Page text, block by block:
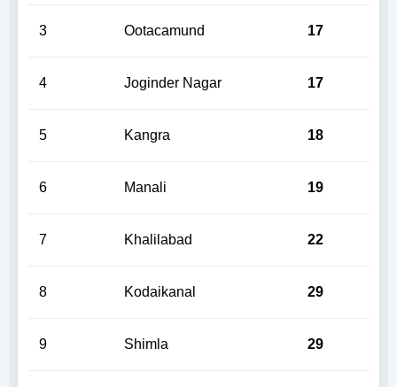
3 Ootacamund 17
4 Joginder Nagar 17
5 Kangra 18
6 Manali 19
7 Khalilabad 22
8 Kodaikanal 29
9 Shimla 29